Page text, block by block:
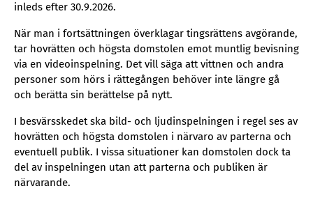
inleds efter 30.9.2026.
När man i fortsättningen överklagar tingsrättens avgörande,
tar hovrätten och högsta domstolen emot muntlig bevisning
via en videoinspelning. Det vill säga att vittnen och andra
personer som hörs i rättegången behöver inte längre gå
och berätta sin berättelse på nytt.
I besvärsskedet ska bild- och ljudinspelningen i regel ses av
hovrätten och högsta domstolen i närvaro av parterna och
eventuell publik. I vissa situationer kan domstolen dock ta
del av inspelningen utan att parterna och publiken är
närvarande.